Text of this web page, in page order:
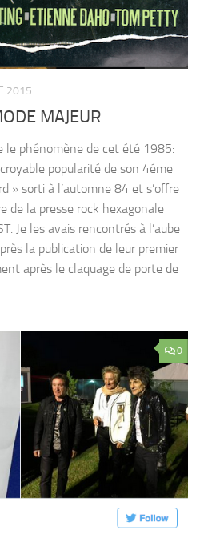
2015
MAJEUR
le phénomène de cet été 1985:
popularité de son 4éme
» sorti à l’automne 84 et s’offre
de la presse rock hexagonale
Je les avais rencontrés à l’aube
la publication de leur premier
après le claquage de porte de
0